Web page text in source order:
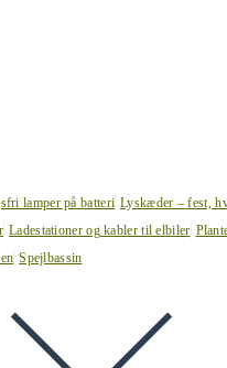
lamper på batteri Lyskæder – fest,
Ladestationer og kabler til elbiler
Spejlbassin